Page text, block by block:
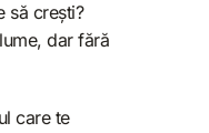
să crești?
dar fără
care te